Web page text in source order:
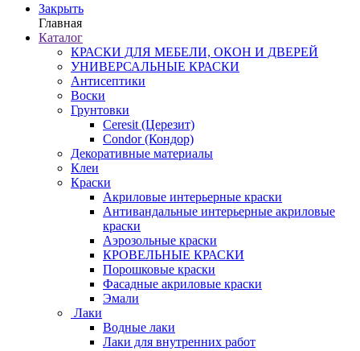
Закрыть
Главная
Каталог
КРАСКИ ДЛЯ МЕБЕЛИ, ОКОН И ДВЕРЕЙ
УНИВЕРСАЛЬНЫЕ КРАСКИ
Антисептики
Воски
Грунтовки
Ceresit (Церезит)
Condor (Кондор)
Декоративные материалы
Клеи
Краски
Акриловые интерьерные краски
Антивандальные интерьерные акриловые
краски
Аэрозольные краски
КРОВЕЛЬНЫЕ КРАСКИ
Порошковые краски
Фасадные акриловые краски
Эмали
Лаки
Водные лаки
Лаки для внутренних работ